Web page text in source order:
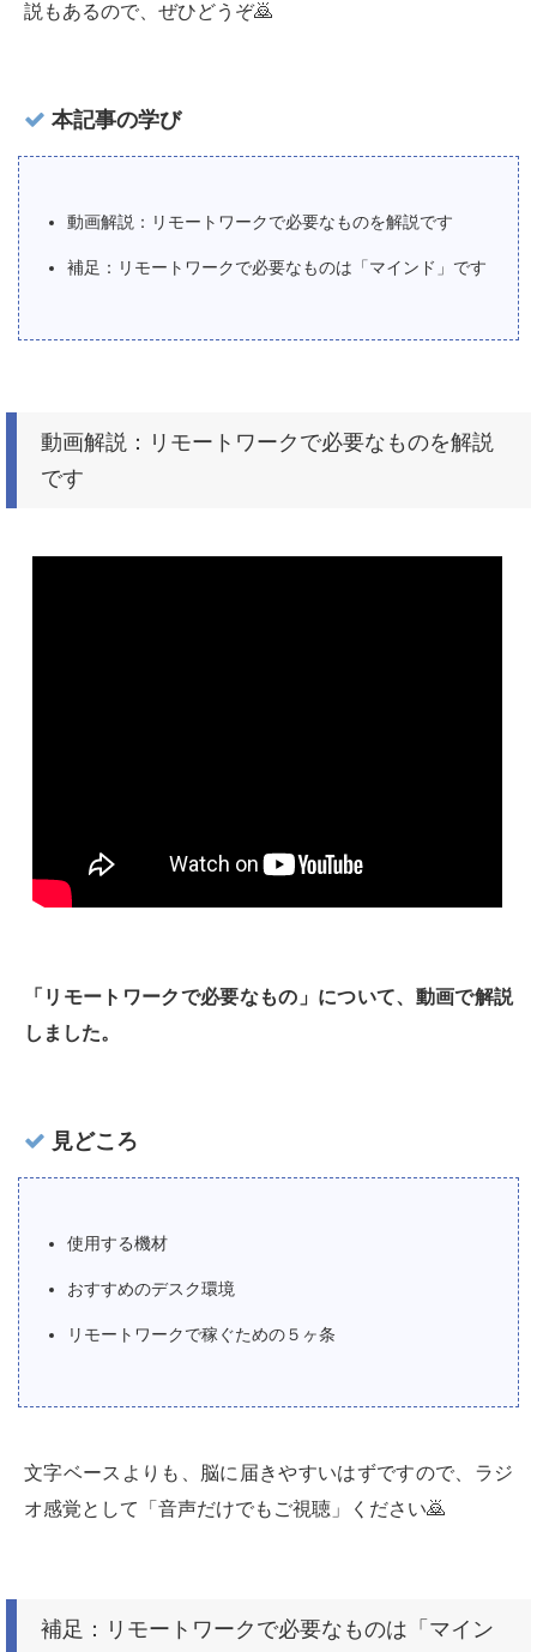
説もあるので、ぜひどうぞ🙇‍
本記事の学び
動画解説：リモートワークで必要なものを解説です
補足：リモートワークで必要なものは「マインド」です
動画解説：リモートワークで必要なものを解説
です
「リモートワークで必要なもの」について、動画で解説
しました。
見どころ
使用する機材
おすすめのデスク環境
リモートワークで稼ぐための５ヶ条
文字ベースよりも、脳に届きやすいはずですので、ラジ
オ感覚として「音声だけでもご視聴」ください🙇‍
補足：リモートワークで必要なものは「マイン